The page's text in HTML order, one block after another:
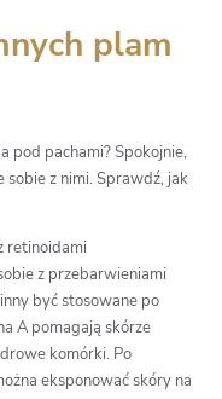
plam
pod pachami? Spokojnie,
z nimi. Sprawdź, jak
retinoidami
z przebarwieniami
być stosowane po
A pomagają skórze
komórki. Po
eksponować skóry na